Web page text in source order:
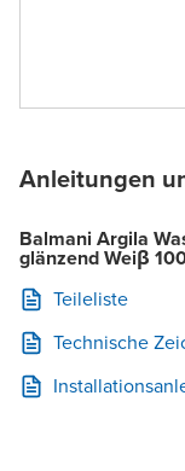
Anleitungen
Balmani Argila
glänzend Weiβ
Teileliste
Technische